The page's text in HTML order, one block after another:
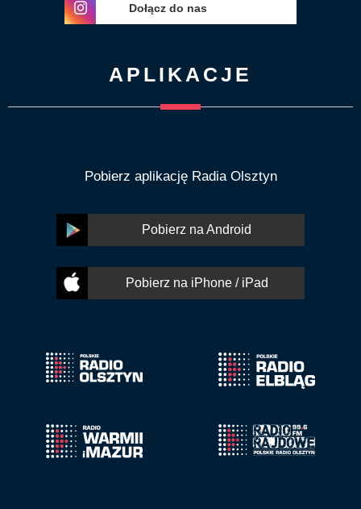
Dołącz do nas
APLIKACJE
Pobierz aplikację Radia Olsztyn
Pobierz na Android
Pobierz na iPhone / iPad